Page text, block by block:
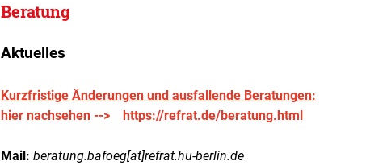
Beratung
Aktuelles
Kurzfristige Änderungen und ausfallende Beratungen:
hier nachsehen --> https://refrat.de/beratung.html
Mail: beratung.bafoeg[at]refrat.hu-berlin.de